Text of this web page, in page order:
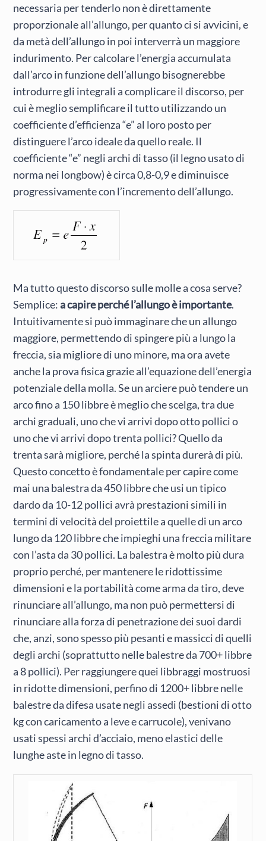
necessaria per tenderlo non è direttamente
proporzionale all’allungo, per quanto ci si avvicini, e
da metà dell’allungo in poi interverrà un maggiore
indurimento. Per calcolare l’energia accumulata
dall’arco in funzione dell’allungo bisognerebbe
introdurre gli integrali a complicare il discorso, per
cui è meglio semplificare il tutto utilizzando un
coefficiente d’efficienza “e” al loro posto per
distinguere l’arco ideale da quello reale. Il
coefficiente “e” negli archi di tasso (il legno usato di
norma nei longbow) è circa 0,8-0,9 e diminuisce
progressivamente con l’incremento dell’allungo.
Ma tutto questo discorso sulle molle a cosa serve?
Semplice:a capire perché l’allungo è importante.
Intuitivamente si può immaginare che un allungo
maggiore, permettendo di spingere più a lungo la
freccia, sia migliore di uno minore, ma ora avete
anche la prova fisica grazie all’equazione dell’energia
potenziale della molla. Se un arciere può tendere un
arco fino a 150 libbre è meglio che scelga, tra due
archi graduali, uno che vi arrivi dopo otto pollici o
uno che vi arrivi dopo trenta pollici? Quello da
trenta sarà migliore, perché la spinta durerà di più.
Questo concetto è fondamentale per capire come
mai una balestra da 450 libbre che usi un tipico
dardo da 10-12 pollici avrà prestazioni simili in
termini di velocità del proiettile a quelle di un arco
lungo da 120 libbre che impieghi una freccia militare
con l’asta da 30 pollici. La balestra è molto più dura
proprio perché, per mantenere le ridottissime
dimensioni e la portabilità come arma da tiro, deve
rinunciare all’allungo, ma non può permettersi di
rinunciare alla forza di penetrazione dei suoi dardi
che, anzi, sono spesso più pesanti e massicci di quelli
degli archi (soprattutto nelle balestre da 700+ libbre
a 8 pollici). Per raggiungere quei libbraggi mostruosi
in ridotte dimensioni, perfino di 1200+ libbre nelle
balestre da difesa usate negli assedi (bestioni di otto
kg con caricamento a leve e carrucole), venivano
usati spessi archi d’acciaio, meno elastici delle
lunghe aste in legno di tasso.